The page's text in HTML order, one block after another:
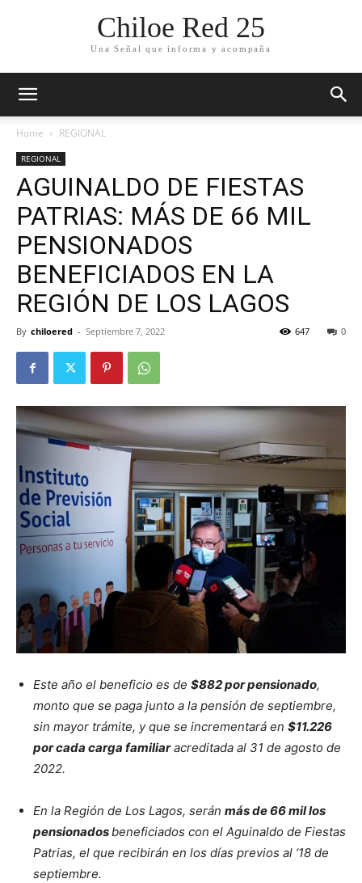
Chiloe Red 25
Una Señal que informa y acompaña
Home REGIONAL
REGIONAL
AGUINALDO DE FIESTAS
PATRIAS: MÁS DE 66 MIL
PENSIONADOS
BENEFICIADOS EN LA
REGIÓN DE LOS LAGOS
By chiloered - Septiembre 7, 2022 0
647
Este año el beneficio es de $882por pensionado,
monto que se paga junto a la pensión de septiembre,
sin mayor trámite, y que se incrementará en $11.226
por cada carga familiaracreditada al 31 de agosto de
2022.
En la Región de Los Lagos, serán más de66 mil los
pensionadosbeneficiados con el Aguinaldo de Fiestas
Patrias, el que recibirán en los días previos al ‘18 de
septiembre.